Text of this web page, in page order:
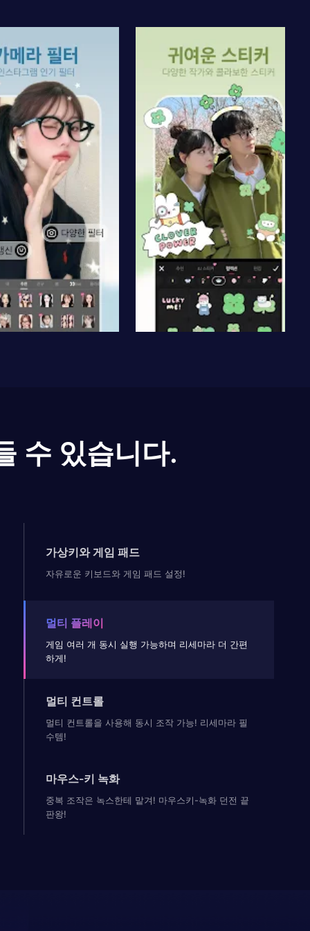
수 있습니다.
가상키와 게임 패드
자유로운 키보드와 게임 패드 설정!
멀티 플레이
게임 여러 개 동시 실행 가능하며 리세마라 더 간편
하게!
멀티 컨트롤
멀티 컨트롤을 사용해 동시 조작 가능! 리세마라 필
수템!
마우스-키 녹화
중복 조작은 녹스한테 맡겨! 마우스키-녹화 던전 끝
판왕!